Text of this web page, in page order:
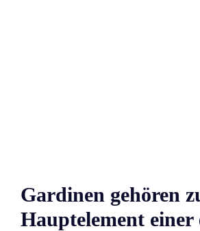
Gardinen gehören
Hauptelement einer